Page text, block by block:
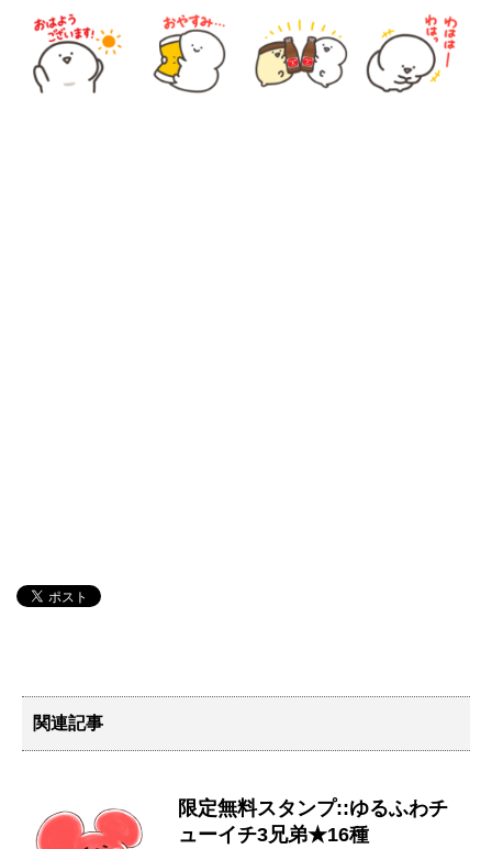
関連記事
限定無料スタンプ::ゆるふわチ
ューイチ3兄弟★16種